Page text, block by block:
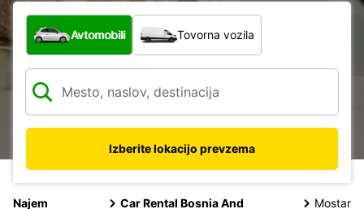
Katera vrsta vozila?
Avtomobili Tovorna vozila
Izberite lokacijo prevzema
Najem
Car Rental Bosnia And
Mostar